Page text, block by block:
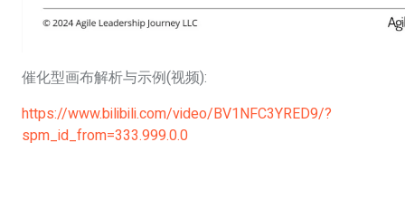
催化型画布解析与示例(视频):
https://www.bilibili.com/video/BV1NFC3YRED9/?
spm_id_from=333.999.0.0